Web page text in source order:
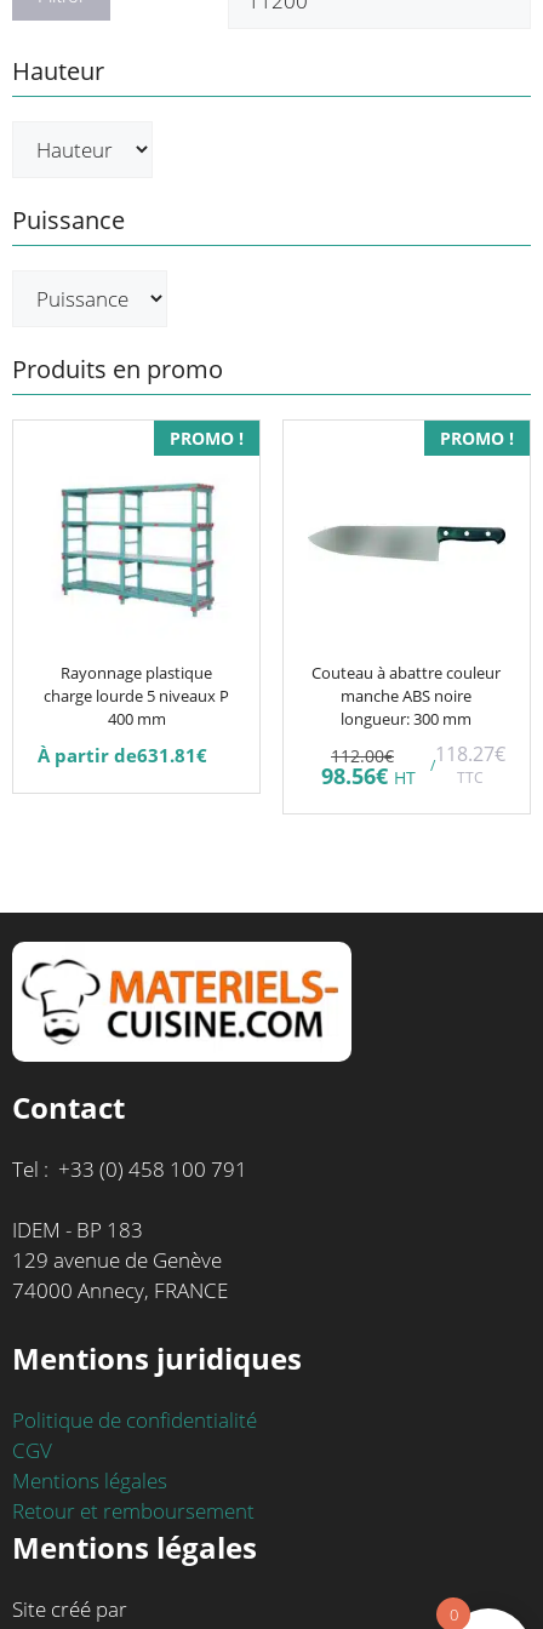
Hauteur
Puissance
Produits en promo
PROMO !
Rayonnage plastique
charge lourde 5 niveaux P
400 mm
À partir de631.81€
plusieurs
variations.
choisies
page
PROMO !
Couteau à abattre couleur
manche ABS noire
longueur: 300 mm
112.00€
prix
initial
était :
98.56€Le
actuel
HT
/118.27€
TTC
Contact
Tel : +33 (0) 458 100 791
IDEM - BP 183
129 avenue de Genève
74000 Annecy, FRANCE
Mentions juridiques
Politique de confidentialité
CGV
Mentions légales
Retour et remboursement
Mentions légales
Site créé par
0